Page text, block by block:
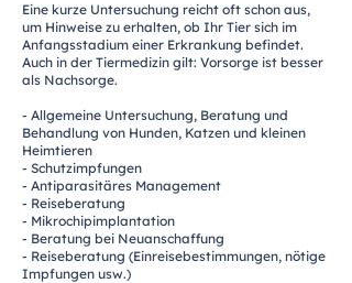
Eine kurze Untersuchung reicht oft schon aus,
um Hinweise zu erhalten, ob Ihr Tier sich im
Anfangsstadium einer Erkrankung befindet.
Auch in der Tiermedizin gilt: Vorsorge ist besser
als Nachsorge.
- Allgemeine Untersuchung, Beratung und
Behandlung von Hunden, Katzen und kleinen
Heimtieren
- Schutzimpfungen
- Antiparasitäres Management
- Reiseberatung
- Mikrochipimplantation
- Beratung bei Neuanschaffung
- Reiseberatung (Einreisebestimmungen, nötige
Impfungen usw.)